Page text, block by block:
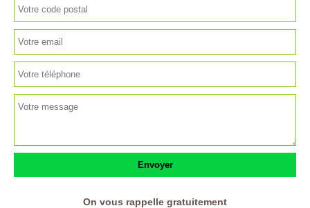
On vous rappelle gratuitement